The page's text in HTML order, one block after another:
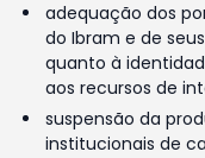
adequação dos
do Ibram e de
quanto à
aos recursos de
suspensão da
institucionais de